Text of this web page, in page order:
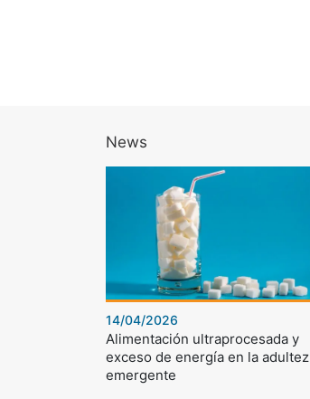
News
14/04/2026
Alimentación ultraprocesada y
exceso de energía en la adultez
emergente